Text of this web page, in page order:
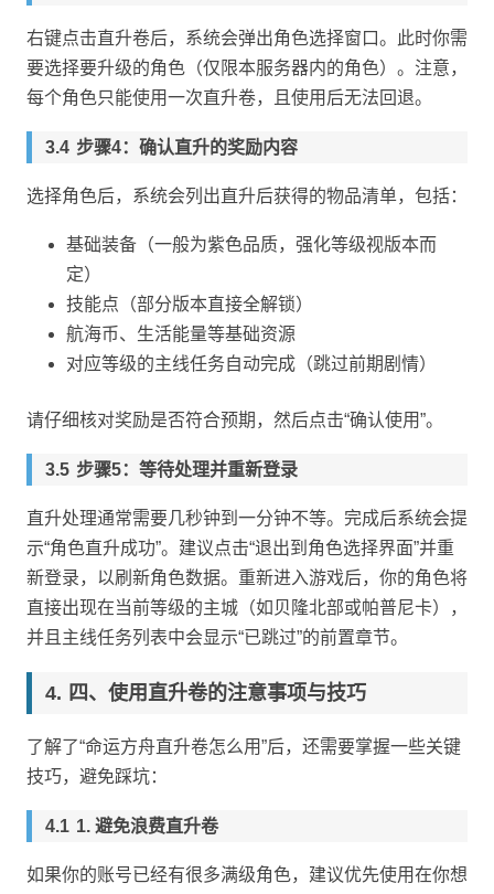
右键点击直升卷后，系统会弹出角色选择窗口。此时你需
要选择要升级的角色（仅限本服务器内的角色）。注意，
每个角色只能使用一次直升卷，且使用后无法回退。
步骤4：确认直升的奖励内容
选择角色后，系统会列出直升后获得的物品清单，包括：
基础装备（一般为紫色品质，强化等级视版本而
定）
技能点（部分版本直接全解锁）
航海币、生活能量等基础资源
对应等级的主线任务自动完成（跳过前期剧情）
请仔细核对奖励是否符合预期，然后点击“确认使用”。
步骤5：等待处理并重新登录
直升处理通常需要几秒钟到一分钟不等。完成后系统会提
示“角色直升成功”。建议点击“退出到角色选择界面”并重
新登录，以刷新角色数据。重新进入游戏后，你的角色将
直接出现在当前等级的主城（如贝隆北部或帕普尼卡），
并且主线任务列表中会显示“已跳过”的前置章节。
四、使用直升卷的注意事项与技巧
了解了“命运方舟直升卷怎么用”后，还需要掌握一些关键
技巧，避免踩坑：
1. 避免浪费直升卷
如果你的账号已经有很多满级角色，建议优先使用在你想